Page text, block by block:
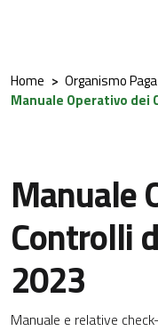
Home > Organismo
Manuale Operativo dei
Manuale
Controlli
2023
Manuale e relative